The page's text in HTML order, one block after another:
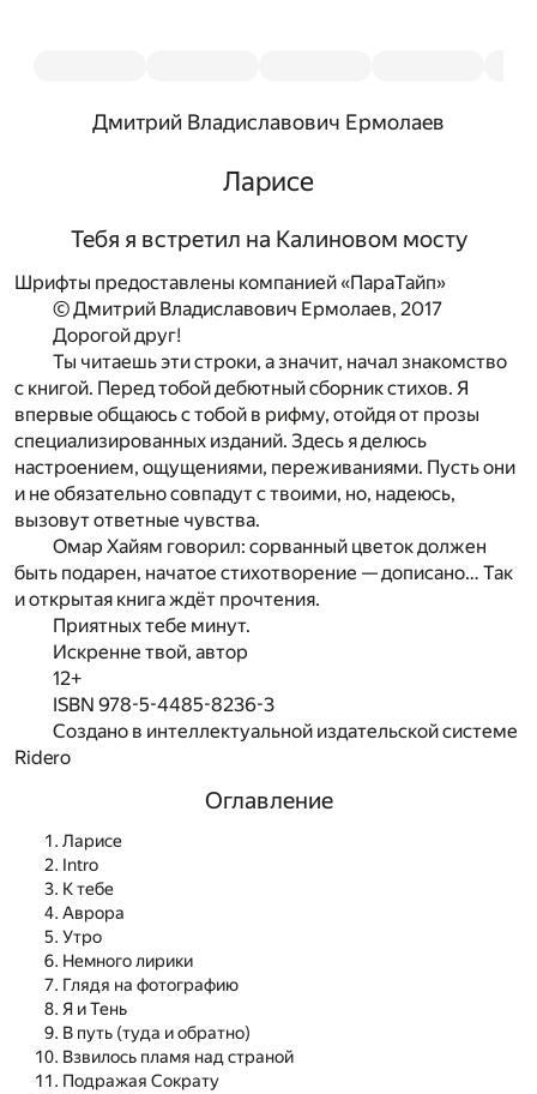
Дмитрий Владиславович Ермолаев
Ларисе
Тебя я встретил на Калиновом мосту
Шрифты предоставлены компанией «ПараТайп»
© Дмитрий Владиславович Ермолаев, 2017
Дорогой друг!
Ты читаешь эти строки, а значит, начал знакомство
с книгой. Перед тобой дебютный сборник стихов. Я
впервые общаюсь с тобой в рифму, отойдя от прозы
специализированных изданий. Здесь я делюсь
настроением, ощущениями, переживаниями. Пусть они
и не обязательно совпадут с твоими, но, надеюсь,
вызовут ответные чувства.
Омар Хайям говорил: сорванный цветок должен
быть подарен, начатое стихотворение — дописано… Так
и открытая книга ждёт прочтения.
Приятных тебе минут.
Искренне твой, автор
12+
ISBN 978-5-4485-8236-3
Создано в интеллектуальной издательской системе
Ridero
Оглавление
Ларисе
Intro
К тебе
Аврора
Утро
Немного лирики
Глядя на фотографию
Я и Тень
В путь (туда и обратно)
Взвилось пламя над страной
Подражая Сократу